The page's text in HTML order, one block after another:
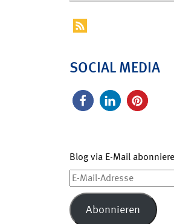
SOCIAL MEDIA
Blog via E-Mail
E-
Mail-
Adresse
Abonnieren